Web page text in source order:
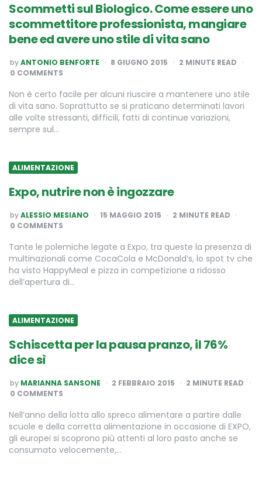
Scommetti sul Biologico. Come essere uno
scommettitore professionista, mangiare
bene ed avere uno stile di vita sano
POSTED
BY
byANTONIO BENFORTE 8 GIUGNO 2015 2 MINUTE READ
0 COMMENTS
Non è certo facile per alcuni riuscire a mantenere uno stile
di vita sano. Soprattutto se si praticano determinati lavori
alle volte stressanti, difficili, fatti di continue variazioni,
sempre sul…
ALIMENTAZIONE
Expo, nutrire non è ingozzare
POSTED
BY
byALESSIO MESIANO 15 MAGGIO 2015 2 MINUTE READ
0 COMMENTS
Tante le polemiche legate a Expo, tra queste la presenza di
multinazionali come CocaCola e McDonald’s, lo spot tv che
ha visto HappyMeal e pizza in competizione a ridosso
dell’apertura di…
ALIMENTAZIONE
Schiscetta per la pausa pranzo, il 76%
dice sì
POSTED
BY
by MARIANNA SANSONE 2 FEBBRAIO 2015 2 MINUTE READ
0 COMMENTS
Nell’anno della lotta allo spreco alimentare a partire dalle
scuole e della corretta alimentazione in occasione di EXPO,
gli europei si scoprono più attenti al loro pasto anche se
consumato velocemente,…